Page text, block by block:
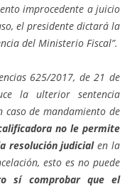
improcedente a juicio
el presidente dictará la
del Ministerio Fiscal”.
625/2017, de 21 de
la ulterior sentencia
caso de mandamiento de
no le permite
resolución judicialen la
esto es no puede
sí comprobar que el